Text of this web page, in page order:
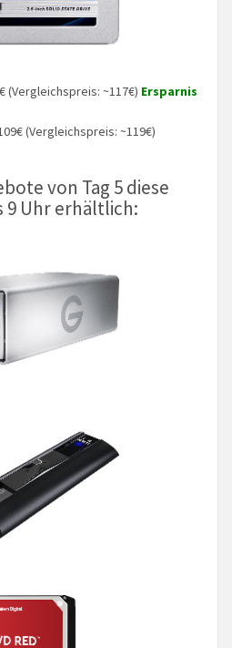
(Vergleichspreis: ~117€) Ersparnis
(Vergleichspreis: ~119€)
von Tag 5 diese
9 Uhr erhältlich: